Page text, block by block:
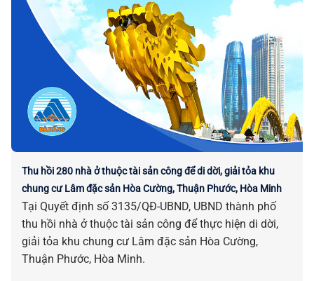
Thu hồi 280 nhà ở thuộc tài sản công để di dời, giải tỏa khu
chung cư Lâm đặc sản Hòa Cường, Thuận Phước, Hòa Minh
Tại Quyết định số 3135/QĐ-UBND, UBND thành phố
thu hồi nhà ở thuộc tài sản công để thực hiện di dời,
giải tỏa khu chung cư Lâm đặc sản Hòa Cường,
Thuận Phước, Hòa Minh.